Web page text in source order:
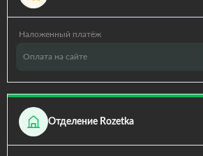
Наложенный платёж
Оплата на сайте
Отделение Rozetka